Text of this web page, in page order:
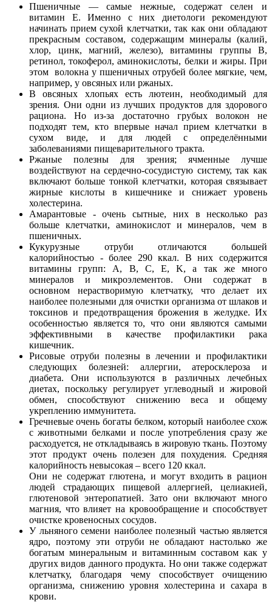
Пшеничные — самые нежные, содержат селен и
витамин Е. Именно с них диетологи рекомендуют
начинать прием сухой клетчатки, так как они обладают
прекрасным составом, содержащим минералы (калий,
хлор, цинк, магний, железо), витамины группы B,
ретинол, токоферол, аминокислоты, белки и жиры. При
этом волокна у пшеничных отрубей более мягкие, чем,
например, у овсяных или ржаных.
В овсяных хлопьях есть лютеин, необходимый для
зрения. Они одни из лучших продуктов для здорового
рациона. Но из-за достаточно грубых волокон не
подходят тем, кто впервые начал прием клетчатки в
сухом виде, и для людей с определёнными
заболеваниями пищеварительного тракта.
Ржаные полезны для зрения; ячменные лучше
воздействуют на сердечно-сосудистую систему, так как
включают больше тонкой клетчатки, которая связывает
жирные кислоты в кишечнике и снижает уровень
холестерина.
Амарантовые - очень сытные, них в несколько раз
больше клетчатки, аминокислот и минералов, чем в
пшеничных.
Кукурузные отруби отличаются большей
калорийностью - более 290 ккал. В них содержится
витамины групп: A, B, C, E, K, а так же много
минералов и микроэлементов. Они содержат в
основном нерастворимую клетчатку, что делает их
наиболее полезными для очистки организма от шлаков и
токсинов и предотвращения брожения в желудке. Их
особенностью является то, что они являются самыми
эффективными в качестве профилактики рака
кишечник.
Рисовые отруби полезны в лечении и профилактики
следующих болезней: аллергии, атеросклероза и
диабета. Они используются в различных лечебных
диетах, поскольку регулирует углеводный и жировой
обмен, способствуют снижению веса и общему
укреплению иммунитета.
Гречневые очень богаты белком, который наиболее схож
с животными белками и после употребления сразу же
расходуется, не откладываясь в жировую ткань. Поэтому
этот продукт очень полезен для похудения. Средняя
калорийность невысокая – всего 120 ккал.
Они не содержат глютена, и могут входить в рацион
людей страдающих пищевой аллергией, целиакией,
глютеновой энтеропатией. Зато они включают много
магния, что влияет на кровообращение и способствует
очистке кровеносных сосудов.
У льняного семени наиболее полезный частью является
ядро, поэтому эти отруби не обладают настолько же
богатым минеральным и витаминным составом как у
других видов данного продукта. Но они также содержат
клетчатку, благодаря чему способствует очищению
организма, снижению уровня холестерина и сахара в
крови.